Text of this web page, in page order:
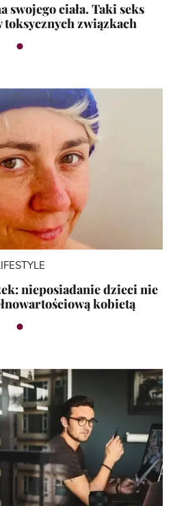
swojego ciała. Taki seks
toksycznych związkach
nieposiadanie dzieci nie
kobietą